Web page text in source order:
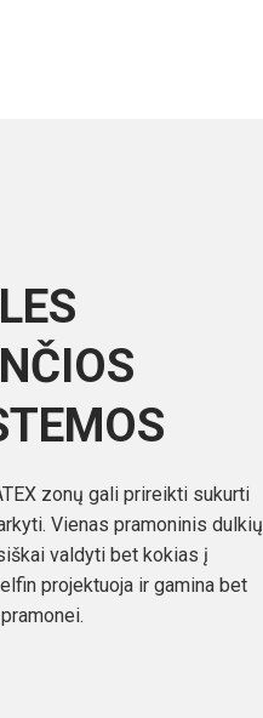
zonų gali prireikti sukurti
Vienas pramoninis dulkių
valdyti bet kokias į
projektuoja ir gamina bet